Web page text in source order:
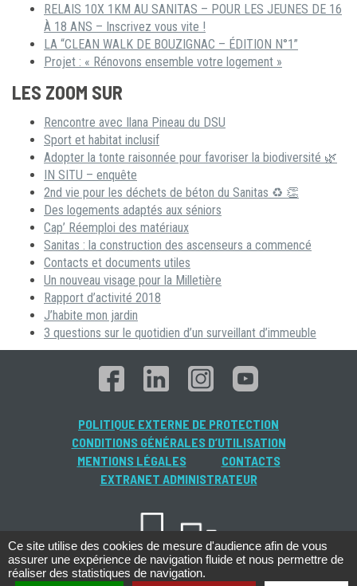
RELAIS 10X 1KM AU SANITAS – POUR LES JEUNES DE 16
À 18 ANS – Inscrivez vous vite !
LA “CLEAN WALK DE BOUZIGNAC – ÉDITION N°1”
Projet : « Rénovons ensemble votre logement »
LES ZOOM SUR
Rencontre avec Ilana Pineau du DSU
Sport et habitat inclusif
Adopter la tonte raisonnée pour favoriser la biodiversité 🌿
IN SITU – enquête
2nd vie pour les déchets de béton du Sanitas ♻ 👏
Des logements adaptés aux séniors
Cap’ Réemploi des matériaux
Sanitas : la construction des ascenseurs a commencé
Contacts et documents utiles
Un nouveau visage pour la Milletière
Rapport d’activité 2018
J’habite mon jardin
3 questions sur le quotidien d’un surveillant d’immeuble
POLITIQUE EXTERNE DE PROTECTION
CONDITIONS GÉNÉRALES D’UTILISATION
MENTIONS LÉGALES
CONTACTS
EXTRANET ADMINISTRATEUR
Ce site utilise des cookies de mesure d'audience afin de vous
assurer une expérience de navigation fluide et nous permettre de
réaliser des statistiques de navigation.